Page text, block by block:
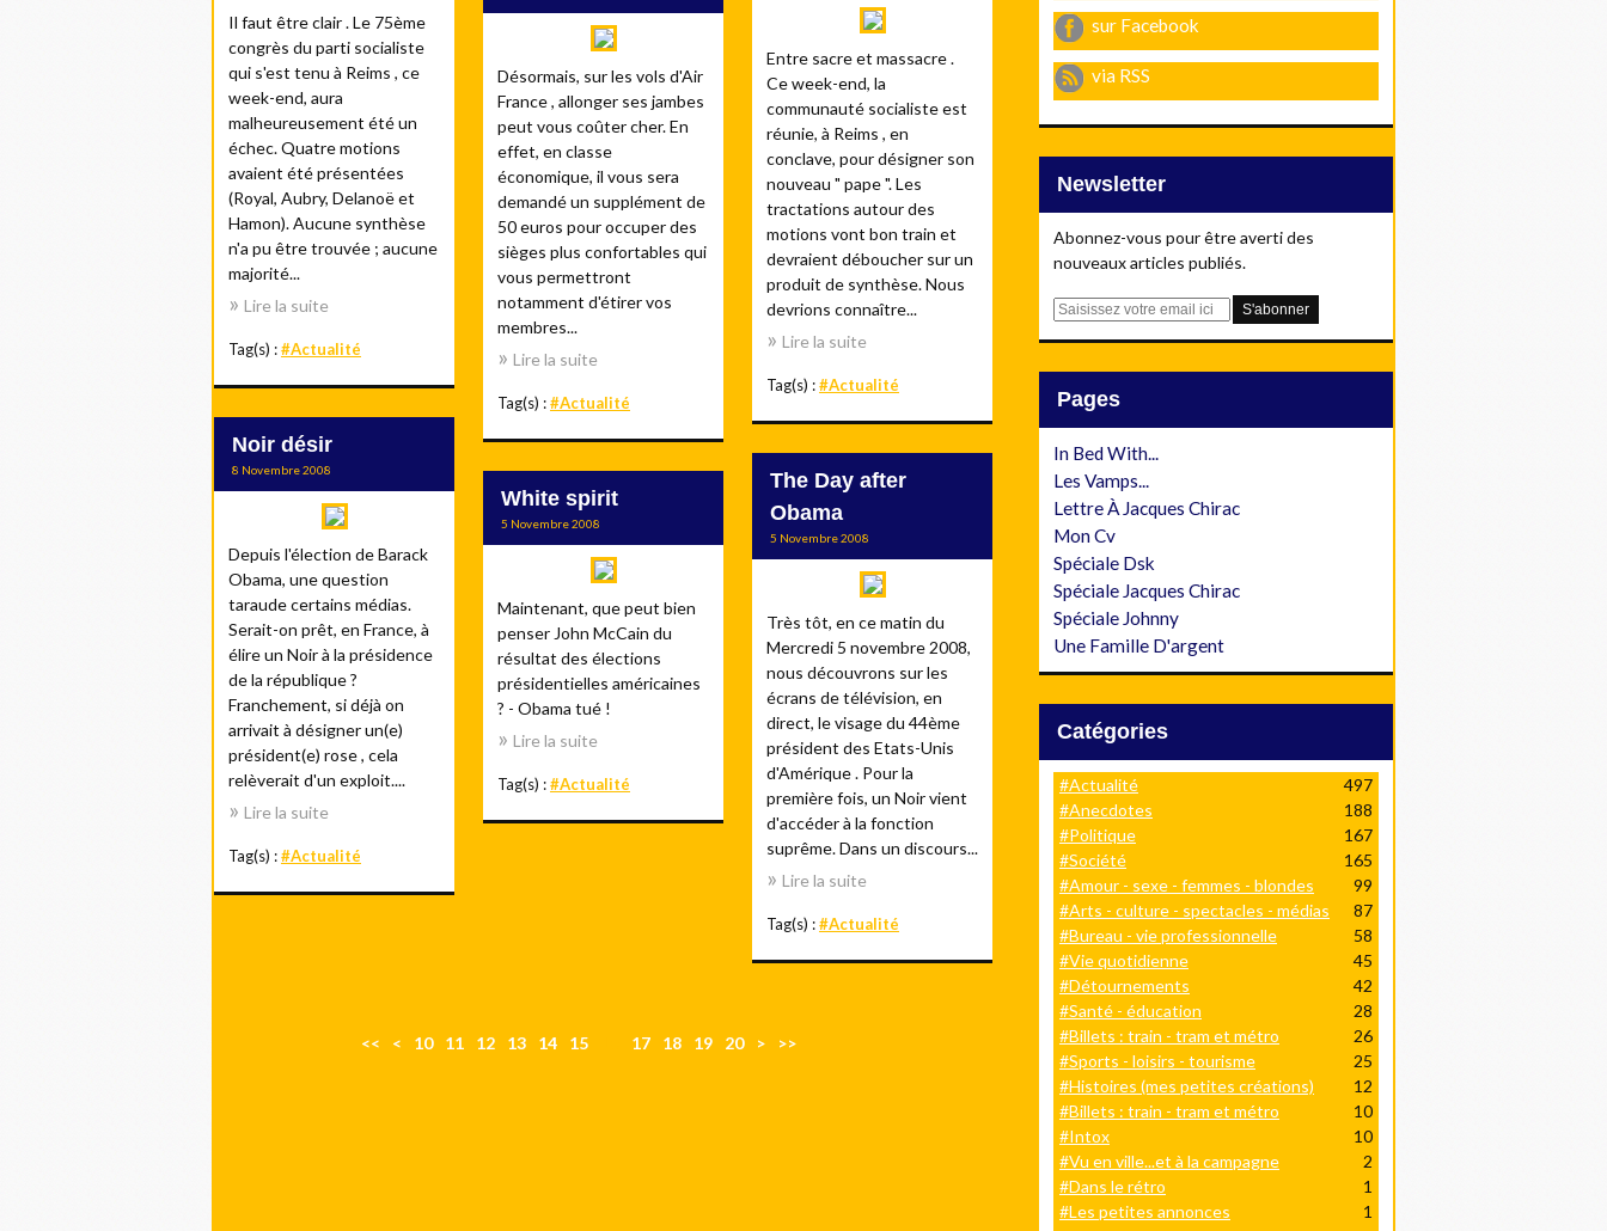
Il faut être clair . Le 75ème
congrès du parti socialiste
qui s'est tenu à Reims , ce
week-end, aura
malheureusement été un
échec. Quatre motions
avaient été présentées
(Royal, Aubry, Delanoë et
Hamon). Aucune synthèse
n'a pu être trouvée ; aucune
majorité...
Lire la suite
Tag(s) :#Actualité
Entre sacre et massacre .
Ce week-end, la
communauté socialiste est
réunie, à Reims , en
conclave, pour désigner son
nouveau " pape ". Les
tractations autour des
motions vont bon train et
devraient déboucher sur un
produit de synthèse. Nous
devrions connaître...
Lire la suite
Tag(s) :#Actualité
Désormais, sur les vols d'Air
France , allonger ses jambes
peut vous coûter cher. En
effet, en classe
économique, il vous sera
demandé un supplément de
50 euros pour occuper des
sièges plus confortables qui
vous permettront
notamment d'étirer vos
membres...
Lire la suite
Tag(s) :#Actualité
Noir désir
8 Novembre 2008
Depuis l'élection de Barack
Obama, une question
taraude certains médias.
Serait-on prêt, en France, à
élire un Noir à la présidence
de la république ?
Franchement, si déjà on
arrivait à désigner un(e)
président(e) rose , cela
relèverait d'un exploit....
Lire la suite
Tag(s) :#Actualité
The Day after
Obama
5 Novembre 2008
Très tôt, en ce matin du
Mercredi 5 novembre 2008,
nous découvrons sur les
écrans de télévision, en
direct, le visage du 44ème
président des Etats-Unis
d'Amérique . Pour la
première fois, un Noir vient
d'accéder à la fonction
suprême. Dans un discours...
Lire la suite
Tag(s) :#Actualité
White spirit
5 Novembre 2008
Maintenant, que peut bien
penser John McCain du
résultat des élections
présidentielles américaines
? - Obama tué !
Lire la suite
Tag(s) :#Actualité
<< < 10 11 12 13 14 15 17 18 19 20
3
> >>
sur Facebook
via RSS
Newsletter
Abonnez-vous pour être averti des
nouveaux articles publiés.
E
Pages
In Bed With...
Les Vamps...
Lettre À Jacques Chirac
Mon Cv
Spéciale Dsk
Spéciale Jacques Chirac
Spéciale Johnny
Une Famille D'argent
Catégories
#Actualité
497
#Anecdotes
188
#Politique
167
#Société
165
#Amour - sexe - femmes - blondes
99
#Arts - culture - spectacles - médias
87
#Bureau - vie professionnelle
58
#Vie quotidienne
45
#Détournements
42
#Santé - éducation
28
#Billets : train - tram et métro
26
#Sports - loisirs - tourisme
25
#Histoires (mes petites créations)
12
#Billets : train - tram et métro
10
#Intox
10
#Vu en ville...et à la campagne
2
#Dans le rétro
1
#Les petites annonces
1